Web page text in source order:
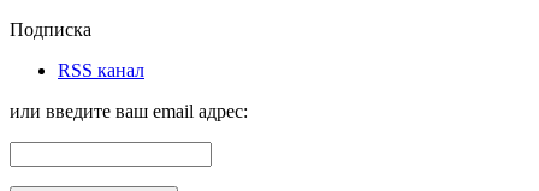
Подписка
RSS канал
или введите ваш email адрес: